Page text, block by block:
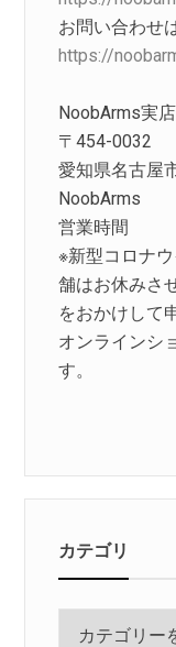
お問い合わせ
https://
NoobArms実
〒454-0032
愛知県名古屋
NoobArms
営業時間
※新型コロナ
舗はお休みさ
をおかけして
オンラインシ
す。
カテゴリ